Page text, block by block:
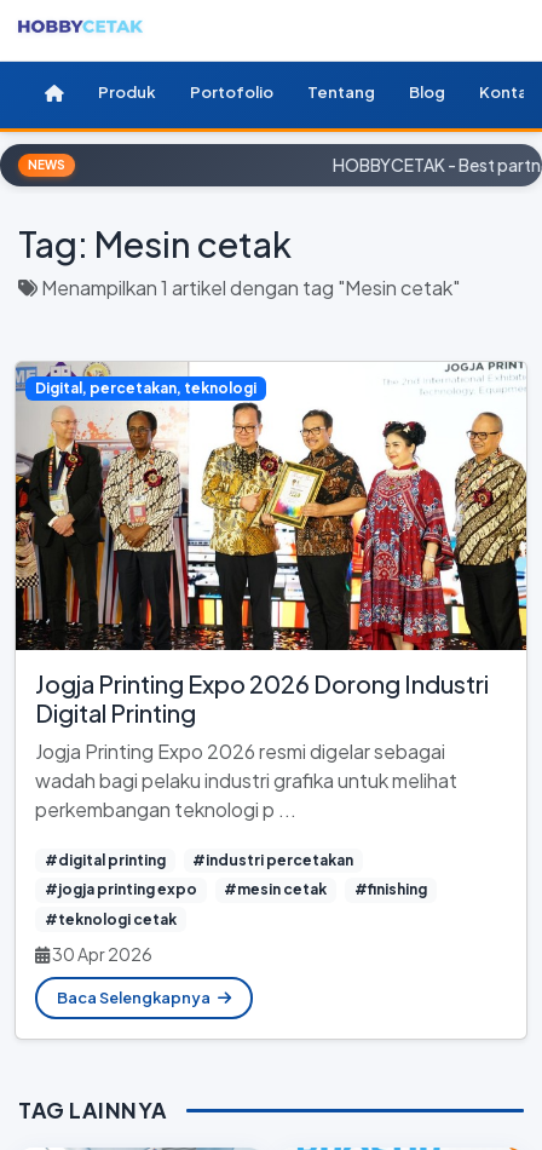
Produk Portofolio Tentang Blog Kontak
NEWS HOBBYCETAK - Best
Tag: Mesin cetak
Menampilkan 1 artikel dengan tag "Mesin cetak"
Digital, percetakan, teknologi
Jogja Printing Expo 2026 Dorong Industri
Digital Printing
Jogja Printing Expo 2026 resmi digelar sebagai
wadah bagi pelaku industri grafika untuk melihat
perkembangan teknologi p ...
#digital printing
#industri percetakan
#jogja printing expo
#mesin cetak
#finishing
#teknologi cetak
30 Apr 2026
Baca Selengkapnya
TAG LAINNYA